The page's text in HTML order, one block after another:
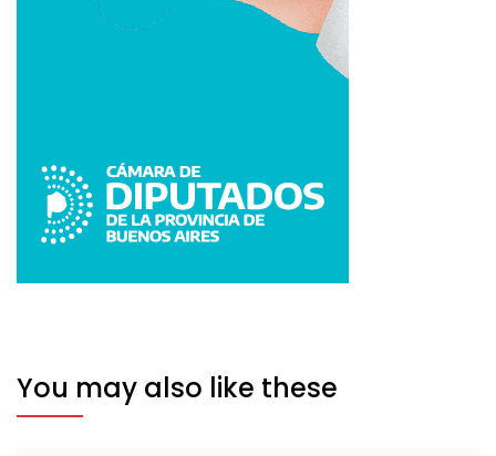
You may also like these